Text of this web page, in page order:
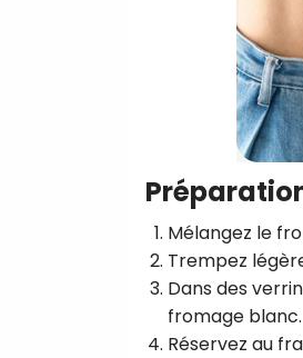
Mélangez le
Trempez
Dans des
fromage blanc.
Réservez au